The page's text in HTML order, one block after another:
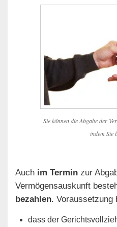
Sie können die Abgabe der
indem Sie
Auch im Termin zur
Vermögensauskunft
bezahlen .
dass der